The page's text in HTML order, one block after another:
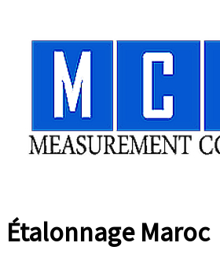
ÉtalonnageMaroc